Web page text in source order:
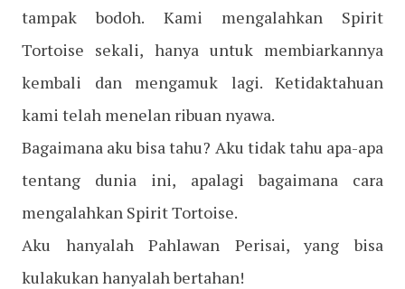
tampak bodoh. Kami mengalahkan Spirit
Tortoise sekali, hanya untuk membiarkannya
kembali dan mengamuk lagi. Ketidaktahuan
kami telah menelan ribuan nyawa.
Bagaimana aku bisa tahu? Aku tidak tahu apa-apa
tentang dunia ini, apalagi bagaimana cara
mengalahkan Spirit Tortoise.
Aku hanyalah Pahlawan Perisai, yang bisa
kulakukan hanyalah bertahan!